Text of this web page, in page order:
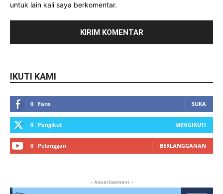
untuk lain kali saya berkomentar.
IKUTI KAMI
0 Fans SUKA
0 Pengikut MENGIKUTI
0 Pelanggan BERLANGGANAN
- Advertisement -